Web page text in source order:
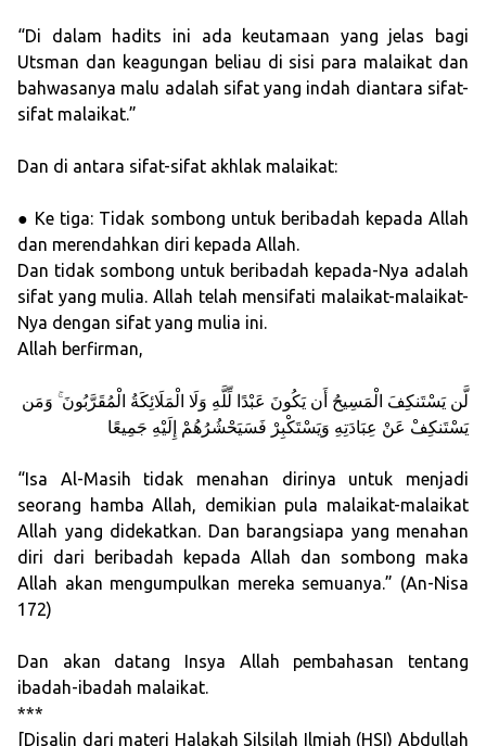
“Di dalam hadits ini ada keutamaan yang jelas bagi
Utsman dan keagungan beliau di sisi para malaikat dan
bahwasanya malu adalah sifat yang indah diantara sifat-
sifat malaikat.”
Dan di antara sifat-sifat akhlak malaikat:
● Ke tiga: Tidak sombong untuk beribadah kepada Allah
dan merendahkan diri kepada Allah.
Dan tidak sombong untuk beribadah kepada-Nya adalah
sifat yang mulia. Allah telah mensifati malaikat-malaikat-
Nya dengan sifat yang mulia ini.
Allah berfirman,
لَّن يَسْتَنكِفَ الْمَسِيحُ أَن يَكُونَ عَبْدًا لِّلَّهِ وَلَا الْمَلَائِكَةُ الْمُقَرَّبُونَ ۚ وَمَن
يَسْتَنكِفْ عَنْ عِبَادَتِهِ وَيَسْتَكْبِرْ فَسَيَحْشُرُهُمْ إِلَيْهِ جَمِيعًا
“Isa Al-Masih tidak menahan dirinya untuk menjadi
seorang hamba Allah, demikian pula malaikat-malaikat
Allah yang didekatkan. Dan barangsiapa yang menahan
diri dari beribadah kepada Allah dan sombong maka
Allah akan mengumpulkan mereka semuanya.” (An-Nisa
172)
Dan akan datang Insya Allah pembahasan tentang
ibadah-ibadah malaikat.
***
[Disalin dari materi Halakah Silsilah Ilmiah (HSI) Abdullah